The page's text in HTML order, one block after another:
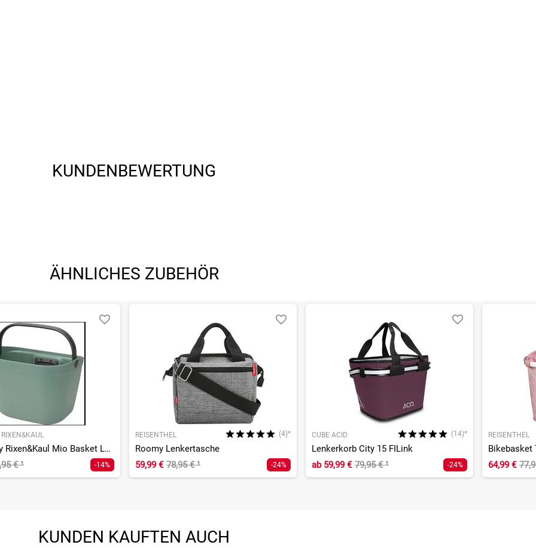
KUNDENBEWERTUNG
ÄHNLICHES ZUBEHÖR
KLICKfix by Rixen&Kaul Mio Basket Lenkerkorb
€¹ -14%
REISENTHEL (4)*
Roomy Lenkertasche
59,99 € 78,95 €¹ -24%
CUBE ACID (14)*
Lenkerkorb City 15 FILink
ab59,99 € 79,95 €¹ -24%
REISENTHEL
Bikebasket
64,99 €
KUNDEN KAUFTEN AUCH